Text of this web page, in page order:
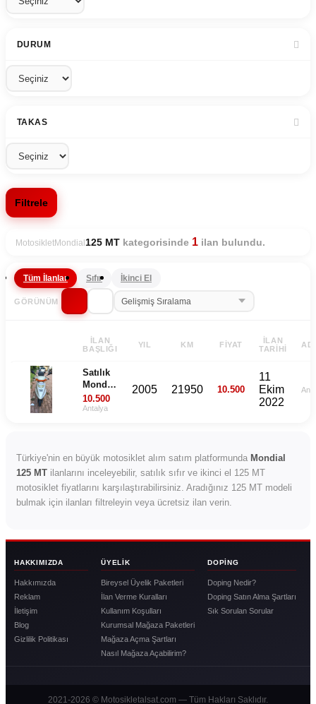
DURUM
TAKAS
Filtrele
MotosikletMondial 125 MT kategorisinde 1 ilan bulundu.
Tüm İlanlar Sıfır İkinci El
GÖRÜNÜM
İLAN
BAŞLIĞI
YIL KM FIYAT
İLAN
TARIHI
Satılık
Mondial
mt 125
10.500
Antalya
2005 21950 10.500
11
Ekim
2022
Türkiye'nin en büyük motosiklet alım satım platformunda Mondial
125 MT ilanlarını inceleyebilir, satılık sıfır ve ikinci el 125 MT
motosiklet fiyatlarını karşılaştırabilirsiniz. Aradığınız 125 MT modeli
bulmak için ilanları filtreleyin veya ücretsiz ilan verin.
HAKKIMIZDA
Hakkımızda
Reklam
İletişim
Blog
Gizlilik Politikası
ÜYELIK
Bireysel Üyelik Paketleri
İlan Verme Kuralları
Kullanım Koşulları
Kurumsal Mağaza Paketleri
Mağaza Açma Şartları
Nasıl Mağaza Açabilirim?
DOPING
Doping Nedir?
Doping Satın Alma Şartları
Sık Sorulan Sorular
2021-2026 © Motosikletalsat.com — Tüm Hakları Saklıdır.